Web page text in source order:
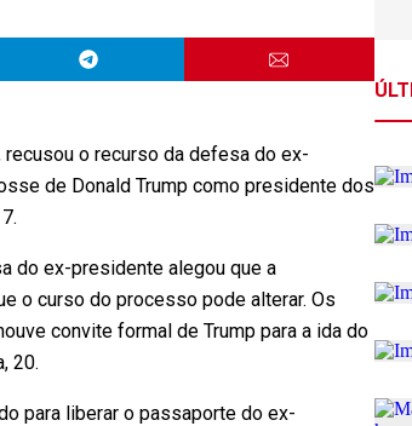
recusou o recurso da defesa do ex-
de Donald Trump como presidente dos
do ex-presidente alegou que a
o curso do processo pode alterar. Os
convite formal de Trump para a ida do
20.
para liberar o passaporte do ex-